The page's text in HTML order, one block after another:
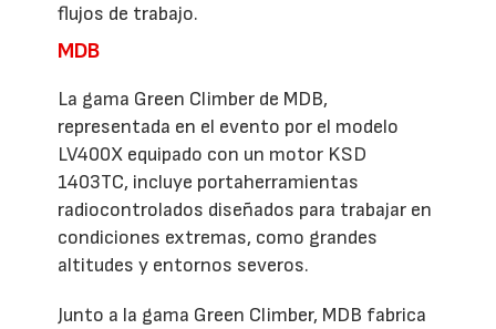
flujos de trabajo.
MDB
La gama Green Climber de MDB,
representada en el evento por el modelo
LV400X equipado con un motor KSD
1403TC, incluye portaherramientas
radiocontrolados diseñados para trabajar en
condiciones extremas, como grandes
altitudes y entornos severos.
Junto a la gama Green Climber, MDB fabrica